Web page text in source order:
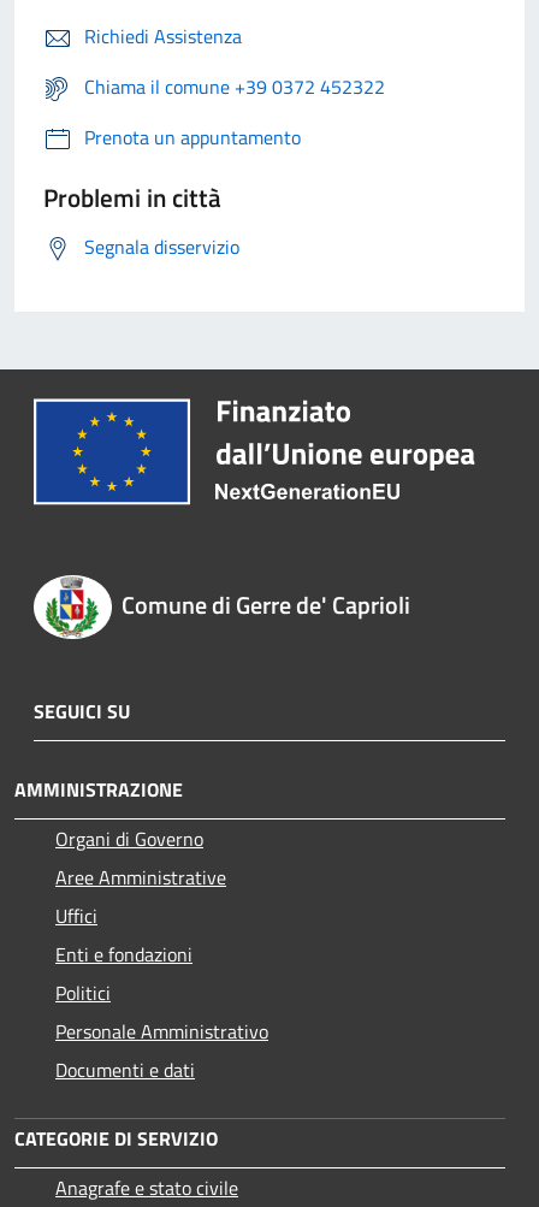
Richiedi Assistenza
Chiama il comune +39 0372 452322
Prenota un appuntamento
Problemi in città
Segnala disservizio
Comune di Gerre de' Caprioli
SEGUICI SU
AMMINISTRAZIONE
Organi di Governo
Aree Amministrative
Uffici
Enti e fondazioni
Politici
Personale Amministrativo
Documenti e dati
CATEGORIE DI SERVIZIO
Anagrafe e stato civile